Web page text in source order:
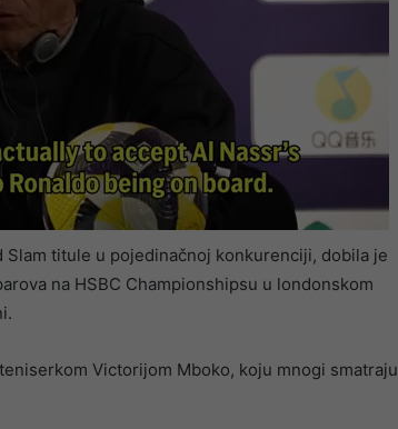
titule u pojedinačnoj konkurenciji, dobila je
na HSBC Championshipsu u londonskom
Victorijom Mboko, koju mnogi smatraju